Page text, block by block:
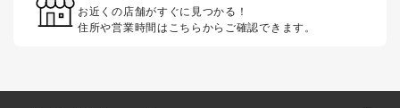
お近くの店舗がすぐに見つかる！
住所や営業時間はこちらからご確認できます。